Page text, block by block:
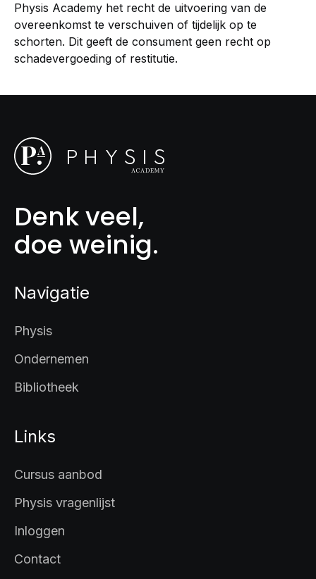
Physis Academy het recht de uitvoering van de
overeenkomst te verschuiven of tijdelijk op te
schorten. Dit geeft de consument geen recht op
schadevergoeding of restitutie.
Denk veel,
doe weinig.
Navigatie
Physis
Ondernemen
Bibliotheek
Links
Cursus aanbod
Physis vragenlijst
Inloggen
Contact